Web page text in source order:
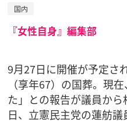
国内
『女性自身』編集部
9月27日に開催が予定さ
（享年67）の国葬。現
た」との報告が議員か
日、立憲民主党の蓮舫